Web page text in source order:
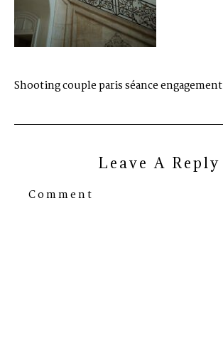
Shooting couple paris séance engagement
Leave A Reply
Comment